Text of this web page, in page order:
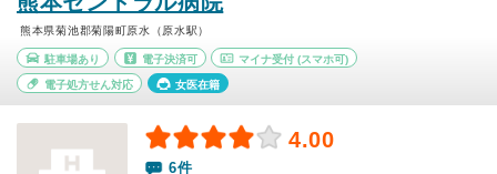
熊本県菊池郡菊陽町原水（原水駅）
駐車場あり 電子決済可 マイナ受付 (スマホ可)
電子処方せん対応 女医在籍
4.00
6件